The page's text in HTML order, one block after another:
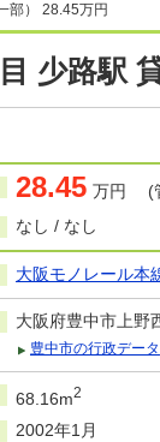
部） 28.45万円
少路駅
28.45 万円 (
なし / なし
大阪モノレール本
大阪府豊中市上野
豊中市の行政データ
68.16m2
2002年1月